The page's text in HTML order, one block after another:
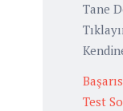
Tane
Test